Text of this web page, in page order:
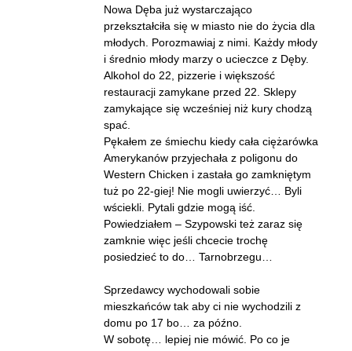
Nowa Dęba już wystarczająco
przekształciła się w miasto nie do życia dla
młodych. Porozmawiaj z nimi. Każdy młody
i średnio młody marzy o ucieczce z Dęby.
Alkohol do 22, pizzerie i większość
restauracji zamykane przed 22. Sklepy
zamykające się wcześniej niż kury chodzą
spać.
Pękałem ze śmiechu kiedy cała ciężarówka
Amerykanów przyjechała z poligonu do
Western Chicken i zastała go zamkniętym
tuż po 22-giej! Nie mogli uwierzyć… Byli
wściekli. Pytali gdzie mogą iść.
Powiedziałem – Szypowski też zaraz się
zamknie więc jeśli chcecie trochę
posiedzieć to do… Tarnobrzegu…
Sprzedawcy wychodowali sobie
mieszkańców tak aby ci nie wychodzili z
domu po 17 bo… za późno.
W sobotę… lepiej nie mówić. Po co je